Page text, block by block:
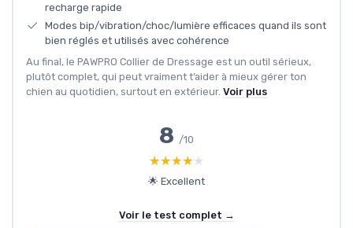
recharge rapide
Modes bip/vibration/choc/lumière efficaces quand ils sont
bien réglés et utilisés avec cohérence
Au final, le PAWPRO Collier de Dressage est un outil sérieux,
plutôt complet, qui peut vraiment t’aider à mieux gérer ton
chien au quotidien, surtout en extérieur. Voir plus
8 /10
★★★★★
★★★★★
🌟 Excellent
Voir le test complet →